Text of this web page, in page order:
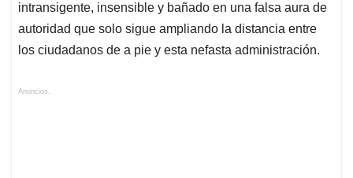
intransigente, insensible y bañado en una falsa aura de
autoridad que solo sigue ampliando la distancia entre
los ciudadanos de a pie y esta nefasta administración.
Anuncios.